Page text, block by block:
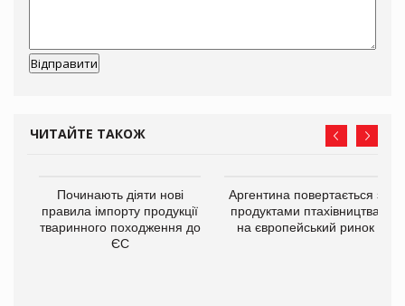
ЧИТАЙТЕ ТАКОЖ
Починають діяти нові
правила імпорту продукції
тваринного походження до
ЄС
Аргентина повертається з
продуктами птахівництва
на європейський ринок